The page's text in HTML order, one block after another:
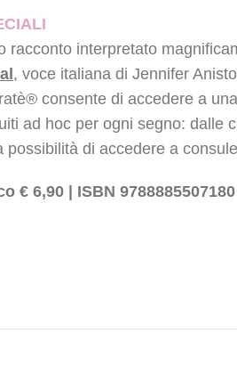
racconto interpretato
, voce italiana di Jennifer
consente di accedere a
ad hoc per ogni segno: dalle
possibilità di accedere a
€ 6,90 | ISBN 9788885507180